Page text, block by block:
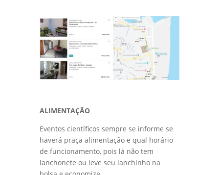
ALIMENTAÇÃO
Eventos científicos sempre se informe se
haverá praça alimentação e qual horário
de funcionamento, pois lá não tem
lanchonete ou leve seu lanchinho na